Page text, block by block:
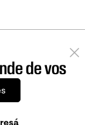
de vos